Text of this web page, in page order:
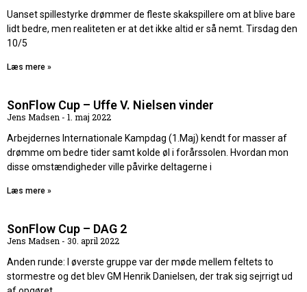
Uanset spillestyrke drømmer de fleste skakspillere om at blive bare
lidt bedre, men realiteten er at det ikke altid er så nemt. Tirsdag den
10/5
Læs mere »
SonFlow Cup – Uffe V. Nielsen vinder
Jens Madsen
1. maj 2022
Arbejdernes Internationale Kampdag (1.Maj) kendt for masser af
drømme om bedre tider samt kolde øl i forårssolen. Hvordan mon
disse omstændigheder ville påvirke deltagerne i
Læs mere »
SonFlow Cup – DAG 2
Jens Madsen
30. april 2022
Anden runde: I øverste gruppe var der møde mellem feltets to
stormestre og det blev GM Henrik Danielsen, der trak sig sejrrigt ud